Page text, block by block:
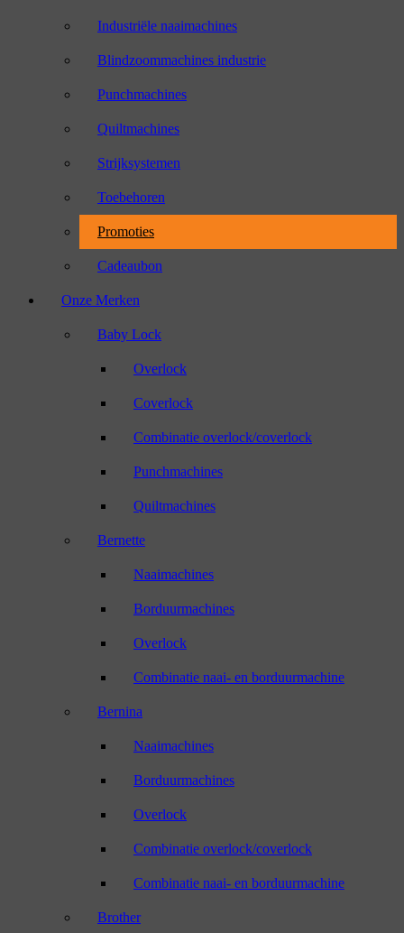
Industriële naaimachines
Blindzoommachines industrie
Punchmachines
Quiltmachines
Strijksystemen
Toebehoren
Promoties
Cadeaubon
Onze Merken
Baby Lock
Overlock
Coverlock
Combinatie overlock/coverlock
Punchmachines
Quiltmachines
Bernette
Naaimachines
Borduurmachines
Overlock
Combinatie naai- en borduurmachine
Bernina
Naaimachines
Borduurmachines
Overlock
Combinatie overlock/coverlock
Combinatie naai- en borduurmachine
Brother